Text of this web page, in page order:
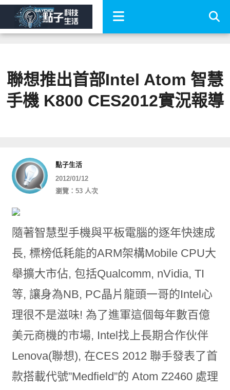
聯想推出首部Intel Atom 智慧
手機 K800 CES2012實況報導
點子生活
2012/01/12
瀏覽：53 人次
隨著智慧型手機與平板電腦的逐年快速成
長, 標榜低耗能的ARM架構Mobile CPU大
舉擴大市佔, 包括Qualcomm, nVidia, TI
等, 讓身為NB, PC晶片龍頭一哥的Intel心
理很不是滋味! 為了進軍這個每年數百億
美元商機的市場, Intel找上長期合作伙伴
Lenova(聯想), 在CES 2012 聯手發表了首
款搭載代號”Medfield”的 Atom Z2460 處理